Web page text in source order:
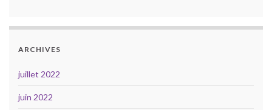
ARCHIVES
juillet 2022
juin 2022